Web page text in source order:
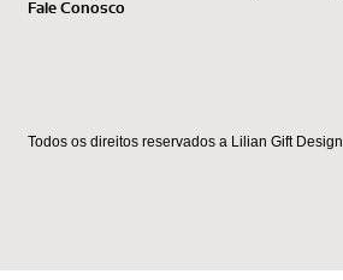
Fale Conosco
Todos os direitos reservados a Lilian Gift Design